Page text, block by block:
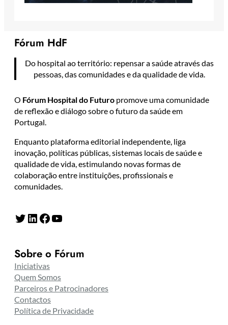
Fórum HdF
Do hospital ao território: repensar a saúde através das
pessoas, das comunidades e da qualidade de vida.
O Fórum Hospital do Futuro promove uma comunidade
de reflexão e diálogo sobre o futuro da saúde em
Portugal.
Enquanto plataforma editorial independente, liga
inovação, políticas públicas, sistemas locais de saúde e
qualidade de vida, estimulando novas formas de
colaboração entre instituições, profissionais e
comunidades.
Twitter LinkedIn Facebook YouTube
Sobre o Fórum
Iniciativas
Quem Somos
Parceiros e Patrocinadores
Contactos
Política de Privacidade